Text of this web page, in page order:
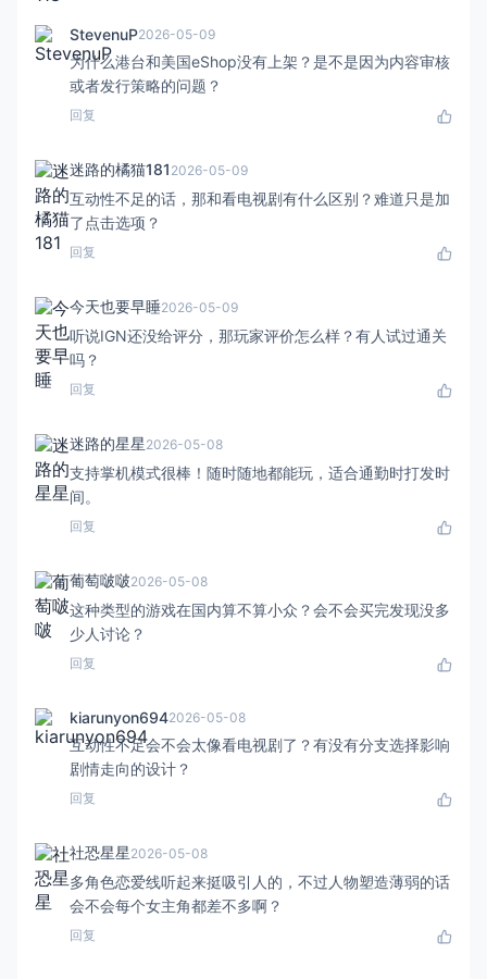
StevenuP2026-05-09
为什么港台和美国eShop没有上架？是不是因为内容审核
或者发行策略的问题？
回复
迷路的橘猫181 2026-05-09
互动性不足的话，那和看电视剧有什么区别？难道只是加
了点击选项？
回复
今天也要早睡2026-05-09
听说IGN还没给评分，那玩家评价怎么样？有人试过通关
吗？
回复
迷路的星星2026-05-08
支持掌机模式很棒！随时随地都能玩，适合通勤时打发时
间。
回复
葡萄啵啵2026-05-08
这种类型的游戏在国内算不算小众？会不会买完发现没多
少人讨论？
回复
kiarunyon6942026-05-08
互动性不足会不会太像看电视剧了？有没有分支选择影响
剧情走向的设计？
回复
社恐星星2026-05-08
多角色恋爱线听起来挺吸引人的，不过人物塑造薄弱的话
会不会每个女主角都差不多啊？
回复